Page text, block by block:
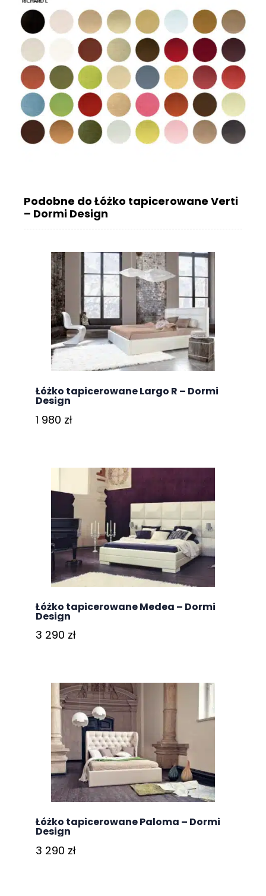
Podobne do Łóżko tapicerowane Verti
– Dormi Design
Łóżko tapicerowane Largo R – Dormi
Design
1 980 zł
Łóżko tapicerowane Medea – Dormi
Design
3 290 zł
Łóżko tapicerowane Paloma – Dormi
Design
3 290 zł